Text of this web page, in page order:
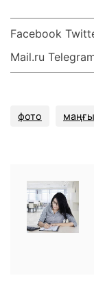
Facebook
Mail.ru
фото